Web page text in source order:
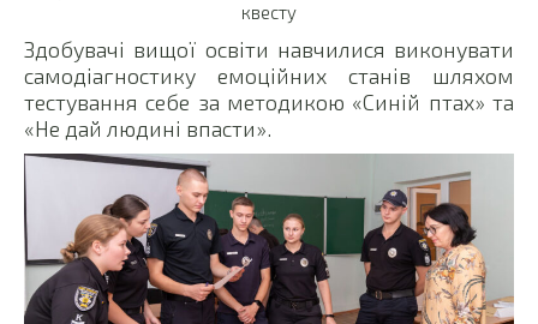
квесту
Здобувачі вищої освіти навчилися виконувати
самодіагностику емоційних станів шляхом
тестування себе за методикою «Синій птах» та
«Не дай людині впасти».